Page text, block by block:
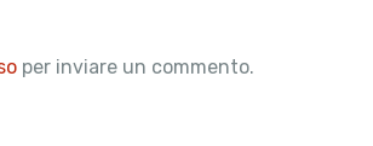
per inviare un commento.